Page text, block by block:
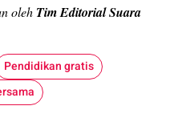
oleh Tim Editorial Suara
Pendidikan gratis